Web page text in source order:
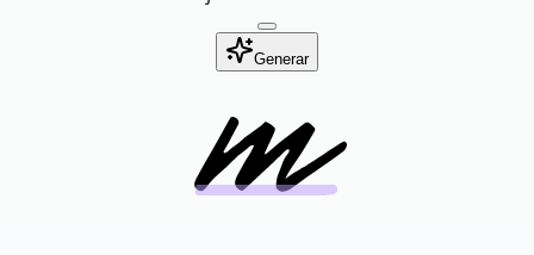
Generar